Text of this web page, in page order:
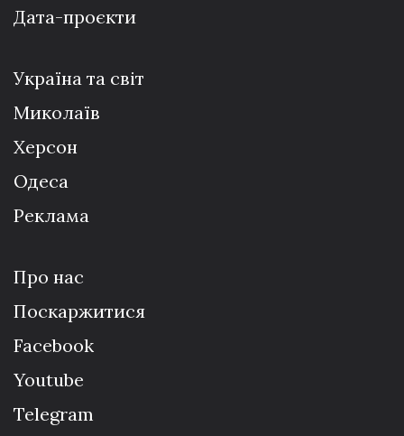
Дата-проєкти
Україна та світ
Миколаїв
Херсон
Одеса
Реклама
Про нас
Поскаржитися
Facebook
Youtube
Telegram